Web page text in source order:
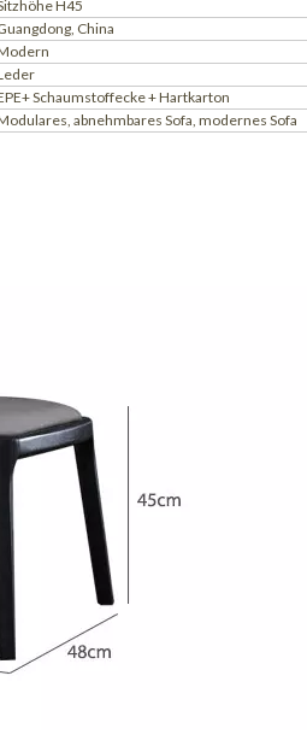
H45
China
Schaumstoffecke + Hartkarton
abnehmbares Sofa, modernes Sofa